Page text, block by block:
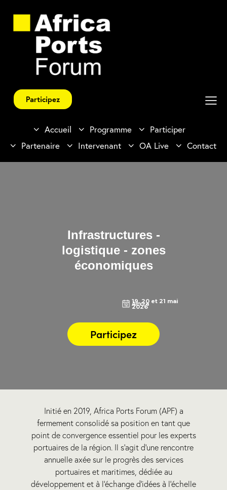
Participez
Accueil Programme
Participer
Partenaire
Intervenant OA Live Contact
19, 20 et 21 mai
2026
Accra
Participez
Infrastructures -
logistique - zones
économiques
Initié en 2019, Africa Ports Forum (APF) a
fermement consolidé sa position en tant que
point de convergence essentiel pour les experts
portuaires de la région. Il s’agit d’une rencontre
annuelle axée sur le progrès des services
portuaires et maritimes, dédiée au
développement et à l’échange d’idées à l’échelle